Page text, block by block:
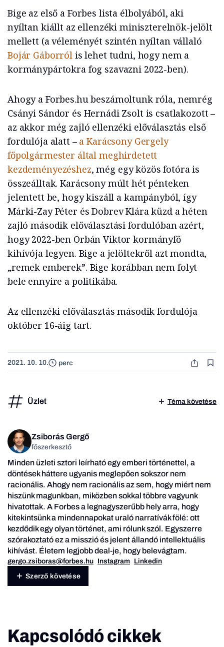
Bige az első a Forbes lista élbolyából, aki
nyíltan kiállt az ellenzéki miniszterelnök-jelölt
mellett (a véleményét szintén nyíltan vállaló
Bojár Gáborrólis lehet tudni, hogy nem a
kormánypártokra fog szavazni 2022-ben).
Ahogy a Forbes.hu beszámoltunk róla, nemrég
Csányi Sándor és Hernádi Zsolt is csatlakozott –
az akkor még zajló ellenzéki előválasztás első
fordulója alatt – a Karácsony Gergely
főpolgármester által meghirdetett
kezdeményezéshez, még egy közös fotóra is
összeálltak. Karácsony múlt hét pénteken
jelentett be, hogy kiszáll a kampányból, így
Márki-Zay Péter és Dobrev Klára küzd a héten
zajló második előválasztási fordulóban azért,
hogy 2022-ben Orbán Viktor kormányfő
kihívója legyen. Bige a jelöltekről azt mondta,
„remek emberek”. Bige korábban nem folyt
bele ennyire a politikába.
Az ellenzéki előválasztás második fordulója
október 16-áig tart.
2021. 10. 10. perc
Üzlet Téma követése
Zsiborás Gergő
főszerkesztő
Minden üzleti sztori leírható egy emberi történettel, a
döntések háttere ugyanis meglepően sokszor nem
racionális. Ahogy nem racionális az sem, hogy miért nem
hiszünk magunkban, miközben sokkal többre vagyunk
hivatottak. A Forbes a legnagyszerűbb hely arra, hogy
kitekintsünk a mindennapokat uraló narratívák fölé: ott
kezdődik egy olyan történet, ami rólunk szól. Egyszerre
szórakoztató ez a misszió és jelent állandó intellektuális
kihívást. Életem legjobb deal-je, hogy belevágtam.
gergo.zsiboras@forbes.hu Instagram Linkedin
Szerző követése
Kapcsolódó cikkek